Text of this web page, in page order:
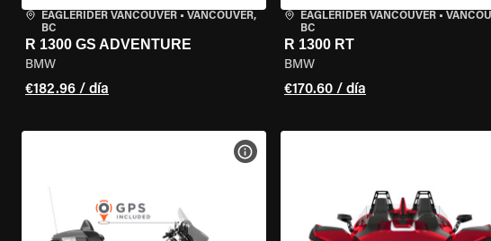
EAGLERIDER VANCOUVER • VANCOUVER,
BC
R 1300 GS ADVENTURE
BMW
€182.96 / día
EAGLERIDER VANCOUVER•
BC
R 1300 RT
BMW
€170.60 / día
VER ESPECIFICACIONES DE LA MOTO